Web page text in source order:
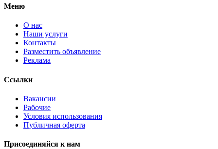
Меню
О нас
Наши услуги
Контакты
Разместить объявление
Реклама
Ссылки
Вакансии
Рабочие
Условия использования
Публичная оферта
Присоединяйся к нам